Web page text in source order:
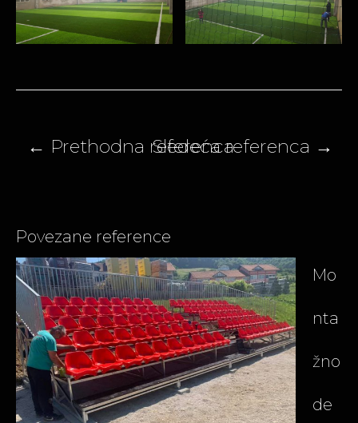
Navigacija
članaka
Povezane reference
Mo
nta
žno
de